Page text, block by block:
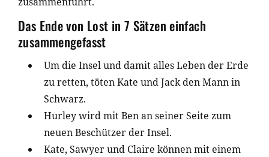
Das Ende von Lost in 7 Sätzen einfach
zusammengefasst
Um die Insel und damit alles Leben der Erde
zu retten, töten Kate und Jack den Mann in
Schwarz.
Hurley wird mit Ben an seiner Seite zum
neuen Beschützer der Insel.
Kate, Sawyer und Claire können mit einem